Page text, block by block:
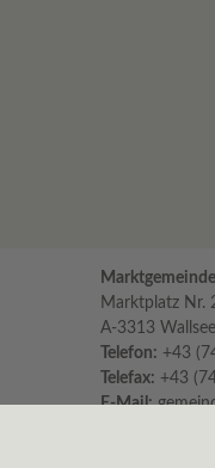
Marktplatz Nr.
A-3313 Wallsee
Telefon: +43
Telefax: +43
E-Mail: